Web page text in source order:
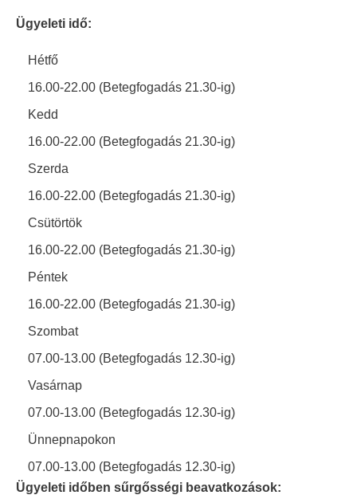
Ügyeleti idő:
Hétfő
16.00-22.00 (Betegfogadás 21.30-ig)
Kedd
16.00-22.00 (Betegfogadás 21.30-ig)
Szerda
16.00-22.00 (Betegfogadás 21.30-ig)
Csütörtök
16.00-22.00 (Betegfogadás 21.30-ig)
Péntek
16.00-22.00 (Betegfogadás 21.30-ig)
Szombat
07.00-13.00 (Betegfogadás 12.30-ig)
Vasárnap
07.00-13.00 (Betegfogadás 12.30-ig)
Ünnepnapokon
07.00-13.00 (Betegfogadás 12.30-ig)
Ügyeleti időben sűrgősségi beavatkozások: